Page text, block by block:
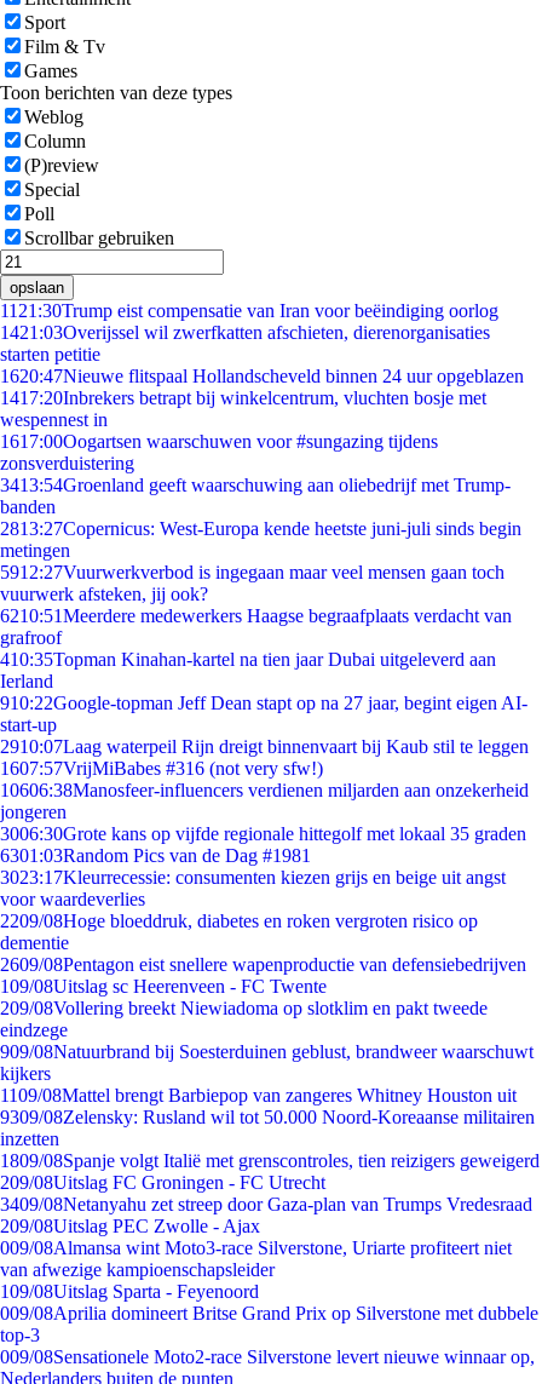
Sport
Film & Tv
Games
Toon berichten van deze types
Weblog
Column
(P)review
Special
Poll
Scrollbar gebruiken
opslaan
11 21:30Trump eist compensatie van Iran voor beëindiging oorlog
1421:03Overijssel wil zwerfkatten afschieten, dierenorganisaties
starten petitie
1620:47Nieuwe flitspaal Hollandscheveld binnen 24 uur opgeblazen
1417:20Inbrekers betrapt bij winkelcentrum, vluchten bosje met
wespennest in
1617:00Oogartsen waarschuwen voor #sungazing tijdens
zonsverduistering
3413:54Groenland geeft waarschuwing aan oliebedrijf met Trump-
banden
2813:27Copernicus: West-Europa kende heetste juni-juli sinds begin
metingen
5912:27Vuurwerkverbod is ingegaan maar veel mensen gaan toch
vuurwerk afsteken, jij ook?
6210:51Meerdere medewerkers Haagse begraafplaats verdacht van
grafroof
410:35Topman Kinahan-kartel na tien jaar Dubai uitgeleverd aan
Ierland
910:22Google-topman Jeff Dean stapt op na 27 jaar, begint eigen AI-
start-up
2910:07Laag waterpeil Rijn dreigt binnenvaart bij Kaub stil te leggen
1607:57VrijMiBabes #316 (not very sfw!)
10606:38Manosfeer-influencers verdienen miljarden aan onzekerheid
jongeren
3006:30Grote kans op vijfde regionale hittegolf met lokaal 35 graden
6301:03Random Pics van de Dag #1981
3023:17Kleurrecessie: consumenten kiezen grijs en beige uit angst
voor waardeverlies
2209/08Hoge bloeddruk, diabetes en roken vergroten risico op
dementie
2609/08Pentagon eist snellere wapenproductie van defensiebedrijven
109/08Uitslag sc Heerenveen - FC Twente
209/08Vollering breekt Niewiadoma op slotklim en pakt tweede
eindzege
909/08Natuurbrand bij Soesterduinen geblust, brandweer waarschuwt
kijkers
1109/08Mattel brengt Barbiepop van zangeres Whitney Houston uit
9309/08Zelensky: Rusland wil tot 50.000 Noord-Koreaanse militairen
inzetten
1809/08Spanje volgt Italië met grenscontroles, tien reizigers geweigerd
209/08Uitslag FC Groningen - FC Utrecht
3409/08Netanyahu zet streep door Gaza-plan van Trumps Vredesraad
209/08Uitslag PEC Zwolle - Ajax
009/08Almansa wint Moto3-race Silverstone, Uriarte profiteert niet
van afwezige kampioenschapsleider
109/08Uitslag Sparta - Feyenoord
009/08Aprilia domineert Britse Grand Prix op Silverstone met dubbele
top-3
009/08Sensationele Moto2-race Silverstone levert nieuwe winnaar op,
Nederlanders buiten de punten